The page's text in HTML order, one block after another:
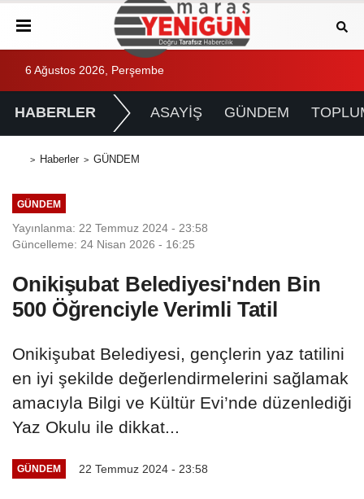
6 Ağustos 2026, Perşembe
HABERLER ASAYİŞ GÜNDEM
Haberler GÜNDEM
GÜNDEM
Yayınlanma: 22 Temmuz 2024 - 23:58
Güncelleme: 24 Nisan 2026 - 16:25
Onikişubat Belediyesi'nden Bin
500 Öğrenciyle Verimli Tatil
Onikişubat Belediyesi, gençlerin yaz tatilini
en iyi şekilde değerlendirmelerini sağlamak
amacıyla Bilgi ve Kültür Evi’nde düzenlediği
Yaz Okulu ile dikkat...
GÜNDEM 22 Temmuz 2024 - 23:58